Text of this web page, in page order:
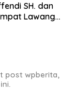
SH. dan
Lawang
post wpberita,